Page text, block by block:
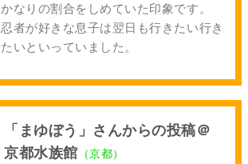
かなりの割合をしめていた印象です。
忍者が好きな息子は翌日も行きたい行き
たいといっていました。
「まゆぼう」さんからの投稿＠
京都水族館 （京都）